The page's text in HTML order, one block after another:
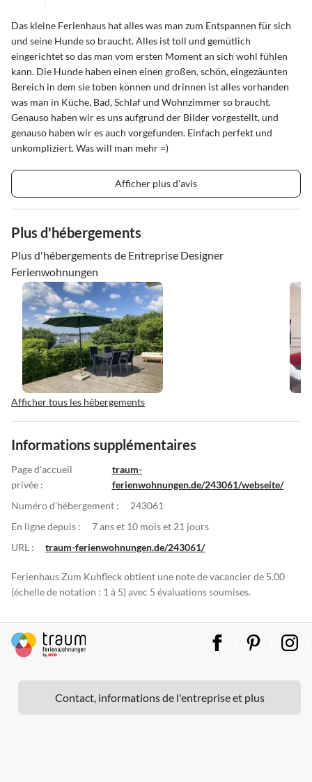
Das kleine Ferienhaus hat alles was man zum Entspannen für sich
und seine Hunde so braucht. Alles ist toll und gemütlich
eingerichtet so das man vom ersten Moment an sich wohl fühlen
kann. Die Hunde haben einen einen großen, schön, eingezäunten
Bereich in dem sie toben können und drinnen ist alles vorhanden
was man in Küche, Bad, Schlaf und Wohnzimmer so braucht.
Genauso haben wir es uns aufgrund der Bilder vorgestellt, und
genauso haben wir es auch vorgefunden. Einfach perfekt und
unkompliziert. Was will man mehr =)
Afficher plus d'avis
Plus d'hébergements
Plus d'hébergements de Entreprise Designer
Ferienwohnungen
Afficher tous les hébergements
Informations supplémentaires
Page d'accueil
privée :
traum-
ferienwohnungen.de/243061/webseite/
Numéro d'hébergement :
243061
En ligne depuis :
7 ans et 10 mois et 21 jours
URL :
traum-ferienwohnungen.de/243061/
Ferienhaus Zum Kuhfleck obtient une note de vacancier de 5.00
(échelle de notation : 1 à 5) avec 5 évaluations soumises.
Contact, informations de l'entreprise et plus